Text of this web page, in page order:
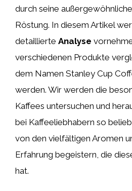
durch seine
Röstung. In diesem Artikel
detaillierte Analyse
verschiedenen Produkte
dem Namen Stanley Cup
werden. Wir werden die
Kaffees untersuchen und
bei Kaffeeliebhabern so
von den vielfältigen Aromen
Erfahrung begeistern, die
hat.